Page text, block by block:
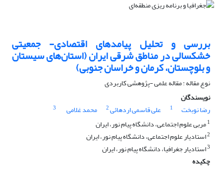
بررسی و تحلیل پیامدهای اقتصادی- جمعیتی
خشکسالی در مناطق شرقی ایران (استان‌های سیستان
و بلوچستان، کرمان و خراسان جنوبی)
نوع مقاله : مقاله علمی -پژوهشی کاربردی
نویسندگان
رضا نوبخت
1 علی قاسمی اردهائی2 محمد غلامی
3
1مربی علوم اجتماعی، دانشگاه پیام نور، ایران
2استادیار علوم اجتماعی، دانشگاه پیام نور، ایران
3استادیار جغرافیا، دانشگاه پیام نور، ایران
چکیده